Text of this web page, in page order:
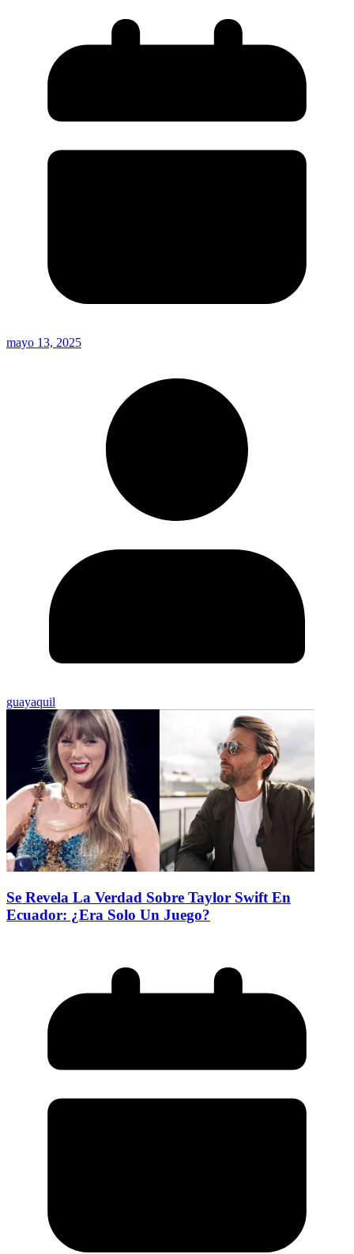
mayo 13, 2025
guayaquil
Se Revela La Verdad Sobre Taylor Swift En
Ecuador: ¿Era Solo Un Juego?